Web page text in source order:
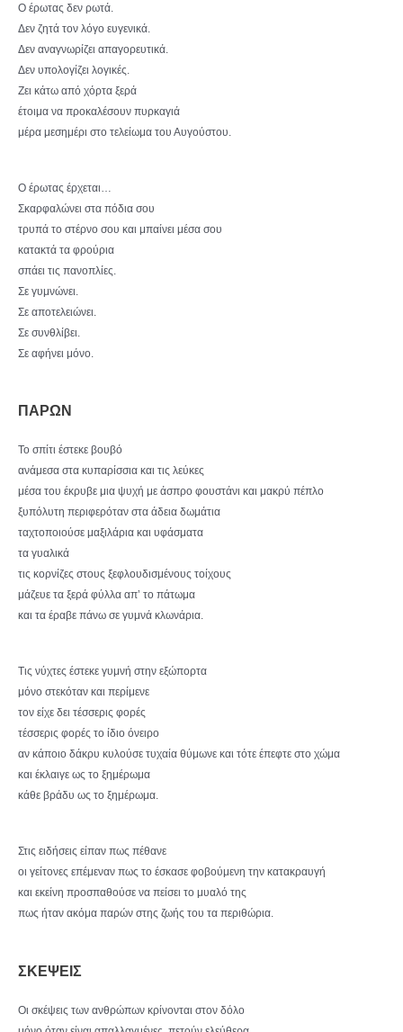
Ο έρωτας δεν ρωτά.
Δεν ζητά τον λόγο ευγενικά.
Δεν αναγνωρίζει απαγορευτικά.
Δεν υπολογίζει λογικές.
Ζει κάτω από χόρτα ξερά
έτοιμα να προκαλέσουν πυρκαγιά
μέρα μεσημέρι στο τελείωμα του Αυγούστου.
Ο έρωτας έρχεται…
Σκαρφαλώνει στα πόδια σου
τρυπά το στέρνο σου και μπαίνει μέσα σου
κατακτά τα φρούρια
σπάει τις πανοπλίες.
Σε γυμνώνει.
Σε αποτελειώνει.
Σε συνθλίβει.
Σε αφήνει μόνο.
ΠΑΡΩΝ
Το σπίτι έστεκε βουβό
ανάμεσα στα κυπαρίσσια και τις λεύκες
μέσα του έκρυβε μια ψυχή με άσπρο φουστάνι και μακρύ πέπλο
ξυπόλυτη περιφερόταν στα άδεια δωμάτια
ταχτοποιούσε μαξιλάρια και υφάσματα
τα γυαλικά
τις κορνίζες στους ξεφλουδισμένους τοίχους
μάζευε τα ξερά φύλλα απ’ το πάτωμα
και τα έραβε πάνω σε γυμνά κλωνάρια.
Τις νύχτες έστεκε γυμνή στην εξώπορτα
μόνο στεκόταν και περίμενε
τον είχε δει τέσσερις φορές
τέσσερις φορές το ίδιο όνειρο
αν κάποιο δάκρυ κυλούσε τυχαία θύμωνε και τότε έπεφτε στο χώμα
και έκλαιγε ως το ξημέρωμα
κάθε βράδυ ως το ξημέρωμα.
Στις ειδήσεις είπαν πως πέθανε
οι γείτονες επέμεναν πως το έσκασε φοβούμενη την κατακραυγή
και εκείνη προσπαθούσε να πείσει το μυαλό της
πως ήταν ακόμα παρών στης ζωής του τα περιθώρια.
ΣΚΕΨΕΙΣ
Οι σκέψεις των ανθρώπων κρίνονται στον δόλο